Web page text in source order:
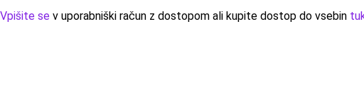
Vpišite se v uporabniški račun z dostopom ali kupite dostop do vsebin